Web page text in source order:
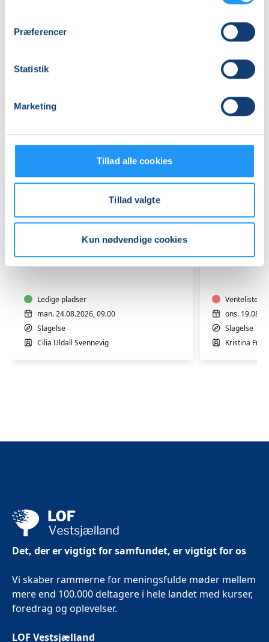
Præferencer
Statistik
Marketing
Tillad alle cookies
Tillad valgte
Kun nødvendige cookies
Efterfødselstræning
med
Slagelse
Ledige pladser
man. 24.08.2026, 09.00
Slagelse
Cilia Uldall Svennevig
-
med
Kristina
Venteliste
ons.
Slagelse
Kristina Frost
Det, der er vigtigt for samfundet, er vigtigt for os
Vi skaber rammerne for meningsfulde møder mellem
mere end 100.000 deltagere i hele landet med kurser,
foredrag og oplevelser.
LOF Vestsjælland